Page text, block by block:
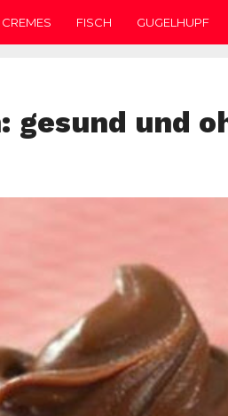
CREMES FISCH GUGELHUPF
gesund und